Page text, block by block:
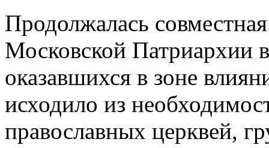
Продолжалась
Московской Патриархии
оказавшихся в зоне
исходило из
православных церквей,